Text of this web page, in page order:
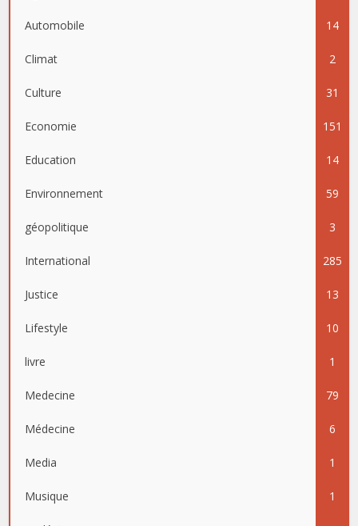
Automobile 14
Climat 2
Culture 31
Economie 151
Education 14
Environnement 59
géopolitique 3
International 285
Justice 13
Lifestyle 10
livre 1
Medecine 79
Médecine 6
Media 1
Musique 1